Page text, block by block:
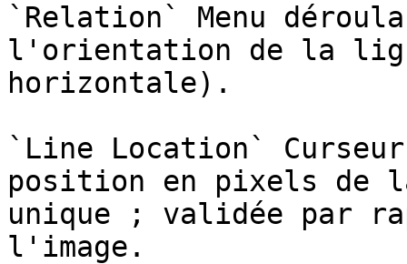
`Relation` Menu
l'orientation de la
horizontale).
`Line Location`
position en pixels de
unique ; validée par
l'image.